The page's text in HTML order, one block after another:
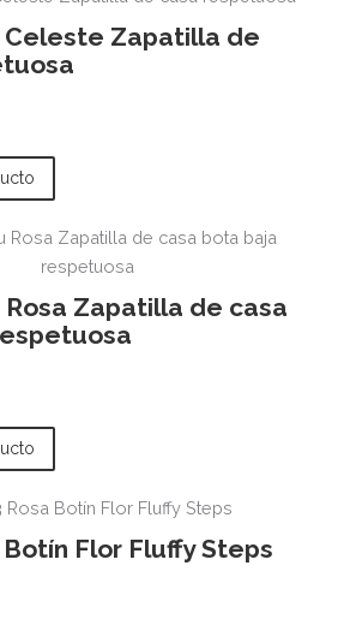
Celeste Zapatilla de
Rosa Zapatilla de casa
Botín Flor Fluffy Steps